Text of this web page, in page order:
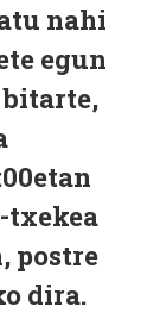
nahi
egun
bitarte,
txekea
postre
dira.